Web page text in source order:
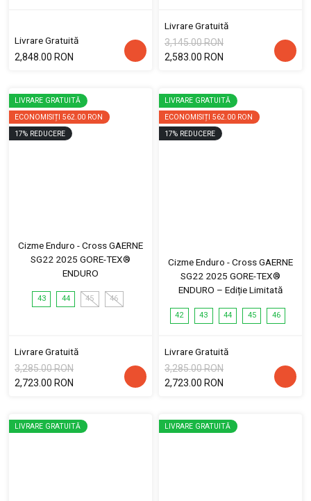
Livrare Gratuită
2,848.00 RON
Livrare Gratuită
3,145.00 RON
2,583.00 RON
LIVRARE GRATUITĂ
ECONOMISIȚI 562.00 RON
17% REDUCERE
Cizme Enduro - Cross GAERNE
SG22 2025 GORE-TEX®
ENDURO
43 44 45 46
Livrare Gratuită
3,285.00 RON
2,723.00 RON
LIVRARE GRATUITĂ
ECONOMISIȚI 562.00 RON
17% REDUCERE
Cizme Enduro - Cross GAERNE
SG22 2025 GORE-TEX®
ENDURO – Ediție Limitată
42 43 44 45 46
Livrare Gratuită
3,285.00 RON
2,723.00 RON
LIVRARE GRATUITĂ LIVRARE GRATUITĂ